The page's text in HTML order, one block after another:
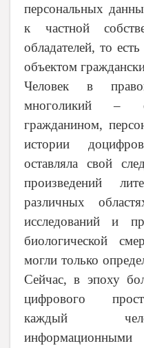
персональных
к частной
обладателей, то
объектом
Человек в
многоликий –
гражданином,
истории
оставляла свой
произведений
различных
исследований и
биологической
могли только
Сейчас, в эпоху
цифрового
каждый